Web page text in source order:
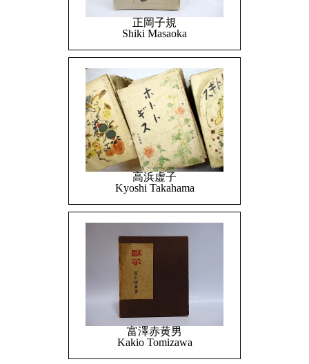
正岡子規
Shiki Masaoka
高浜虚子
Kyoshi Takahama
富澤赤黄男
Kakio Tomizawa